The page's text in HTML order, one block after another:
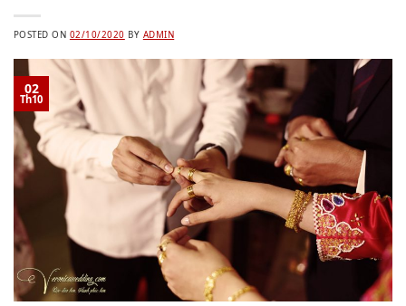
POSTED ON 02/10/2020 BY ADMIN
02
Th10